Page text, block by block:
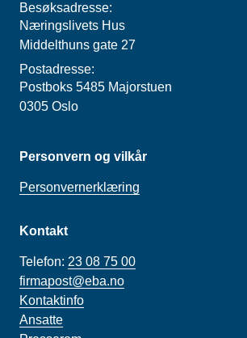
Besøksadresse:
Næringslivets Hus
Middelthuns gate 27
Postadresse:
Postboks 5485 Majorstuen
0305 Oslo
Personvern og vilkår
Personvernerklæring
Kontakt
Telefon: 23 08 75 00
firmapost@eba.no
Kontaktinfo
Ansatte